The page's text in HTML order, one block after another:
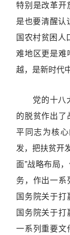
特别是改革开
是也要清醒认
国农村贫困人
难地区更是难
越，是新时代
党的十八大
的脱贫作出了
平同志为核
发，把扶贫开
面”战略布局
务，作出一系
国务院关于打
国务院关于
一系列重要文